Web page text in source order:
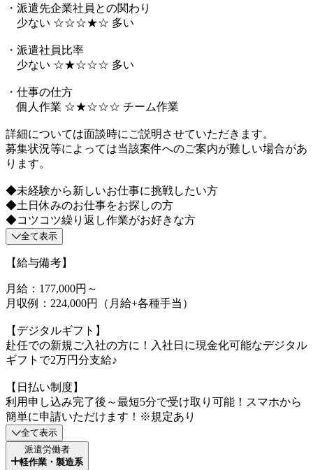
・派遣先企業社員との関わり
少ない ☆☆☆★☆ 多い
・派遣社員比率
少ない ☆★☆☆☆ 多い
・仕事の仕方
個人作業 ☆★☆☆☆ チーム作業
詳細については面談時にご説明させていただきます。
募集状況等によっては当該案件へのご案内が難しい場合があ
ります。
◆未経験から新しいお仕事に挑戦したい方
◆土日休みのお仕事をお探しの方
◆コツコツ繰り返し作業がお好きな方
全て表示
【給与備考】
月給：177,000円～
月収例：224,000円（月給+各種手当）
【デジタルギフト】
赴任での新規ご入社の方に！入社日に現金化可能なデジタル
ギフトで2万円分支給♪
【日払い制度】
利用申し込み完了後～最短5分で受け取り可能！スマホから
簡単に申請いただけます！※規定あり
全て表示
派遣労働者
軽作業・製造系